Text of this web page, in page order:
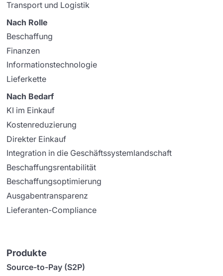
Transport und Logistik
Nach Rolle
Beschaffung
Finanzen
Informationstechnologie
Lieferkette
Nach Bedarf
KI im Einkauf
Kostenreduzierung
Direkter Einkauf
Integration in die Geschäftssystemlandschaft
Beschaffungsrentabilität
Beschaffungsoptimierung
Ausgabentransparenz
Lieferanten-Compliance
Produkte
Source-to-Pay (S2P)